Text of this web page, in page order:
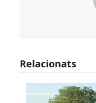
Relacionats